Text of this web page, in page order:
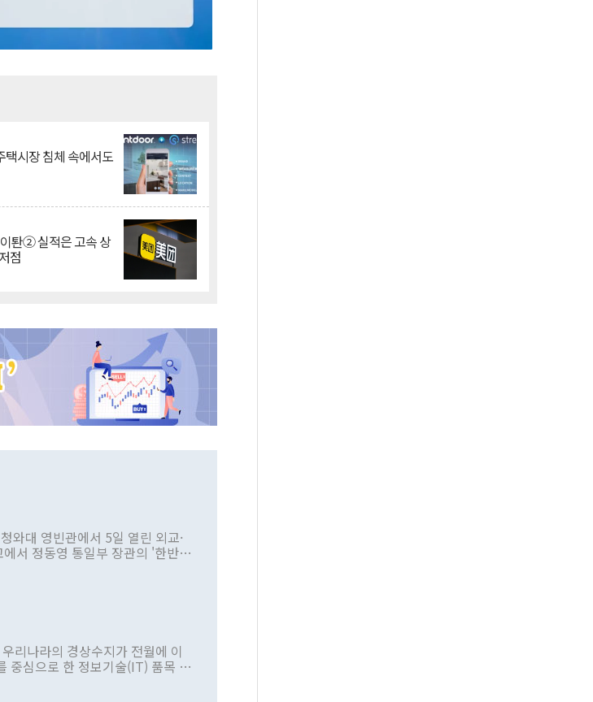
시장 침체 속에서도
퇀② 실적은 고속 상
점
와대 영빈관에서 5일 열린 외교·
서 정동영 통일부 장관의 '한반도
안을 정책으로 추진하겠다고 공
는 비판을 내놨다. 그동안 정 장
적은 여러 번 있지만 대통령과 유
표명한 것은 이례적이다. 정 장
야 한다는 목소리도 높아지고 있
리나라의 경상수지가 전월에 이
중심으로 한 정보기술(IT) 품목 수